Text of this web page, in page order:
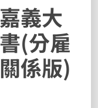
義大
(分雇
係版)